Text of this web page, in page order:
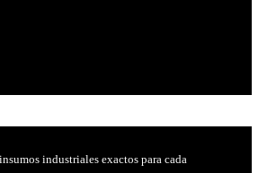
industriales exactos para cada